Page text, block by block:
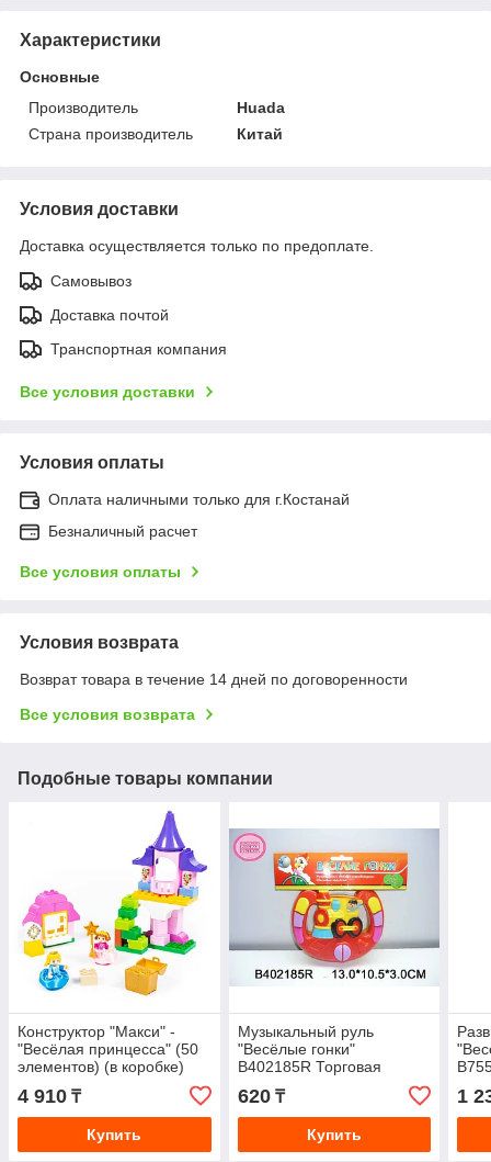
Характеристики
Основные
Производитель
Huada
Страна производитель
Китай
Условия доставки
Доставка осуществляется только по предоплате.
Самовывоз
Доставка почтой
Транспортная компания
Все условия доставки
Условия оплаты
Оплата наличными только для г.Костанай
Безналичный расчет
Все условия оплаты
Условия возврата
Возврат товара в течение 14 дней по договоренности
Все условия возврата
Подобные товары компании
Конструктор "Макси" -
"Весёлая принцесса" (50
элементов) (в коробке)
4 910 ₸
Купить
Музыкальный руль
"Весёлые гонки"
B402185R Торговая
марка: TONGDE.
620₸
Купить
1